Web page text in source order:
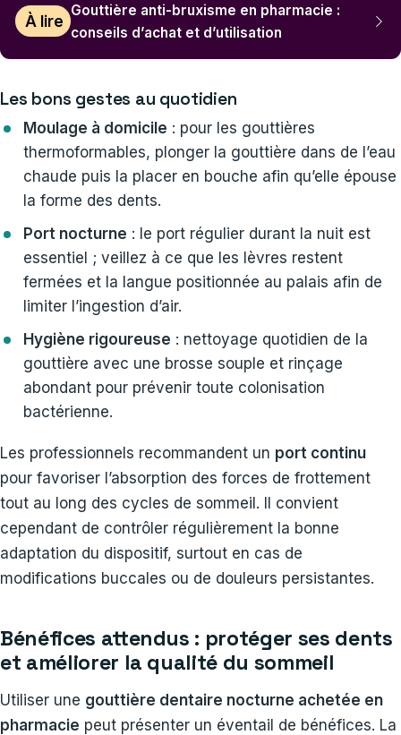
À lire
Gouttière anti-bruxisme en pharmacie :
conseils d’achat et d’utilisation
Les bons gestes au quotidien
Moulage à domicile : pour les gouttières
thermoformables, plonger la gouttière dans de l’eau
chaude puis la placer en bouche afin qu’elle épouse
la forme des dents.
Port nocturne : le port régulier durant la nuit est
essentiel ; veillez à ce que les lèvres restent
fermées et la langue positionnée au palais afin de
limiter l’ingestion d’air.
Hygiène rigoureuse : nettoyage quotidien de la
gouttière avec une brosse souple et rinçage
abondant pour prévenir toute colonisation
bactérienne.
Les professionnels recommandent un port continu
pour favoriser l’absorption des forces de frottement
tout au long des cycles de sommeil. Il convient
cependant de contrôler régulièrement la bonne
adaptation du dispositif, surtout en cas de
modifications buccales ou de douleurs persistantes.
Bénéfices attendus : protéger ses dents
et améliorer la qualité du sommeil
Utiliser une gouttière dentaire nocturne achetée en
pharmacie peut présenter un éventail de bénéfices. La